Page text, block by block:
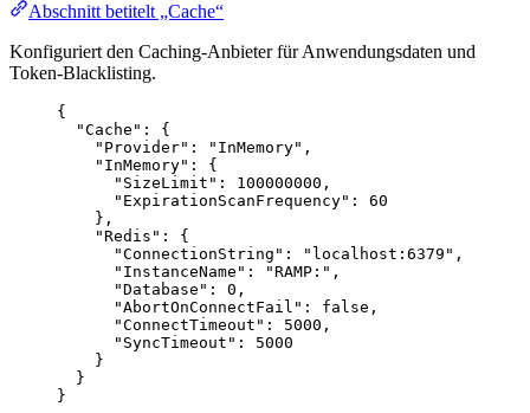
Abschnitt betitelt „Cache“
Konfiguriert den Caching-Anbieter für Anwendungsdaten und
Token-Blacklisting.
{
"Cache" : {
"Provider" : " InMemory" ,
"InMemory" : {
"SizeLimit" : 100000000 ,
"ExpirationScanFrequency" : 60
},
"Redis" : {
"ConnectionString" : " localhost:6379 " ,
"InstanceName" : "RAMP: " ,
"Database" : 0 ,
"AbortOnConnectFail" : false ,
"ConnectTimeout" : 5000 ,
"SyncTimeout" : 5000
}
}
}